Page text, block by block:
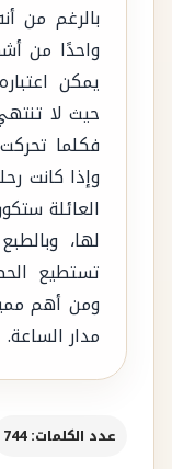
بالرغم من
واحدًا من
يمكن
حيث لا
فكلما
وإذا كانت
العائلة
لها،
تستطيع
ومن أهم
مدار الساعة.
عدد الكلمات: 744